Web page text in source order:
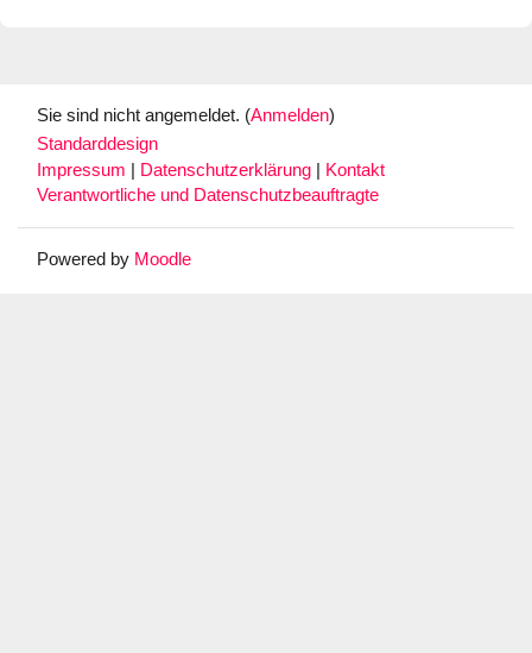
Sie sind nicht angemeldet. (Anmelden)
Standarddesign
Impressum
Datenschutzerklärung
Kontakt
Verantwortliche und Datenschutzbeauftragte
Powered by Moodle